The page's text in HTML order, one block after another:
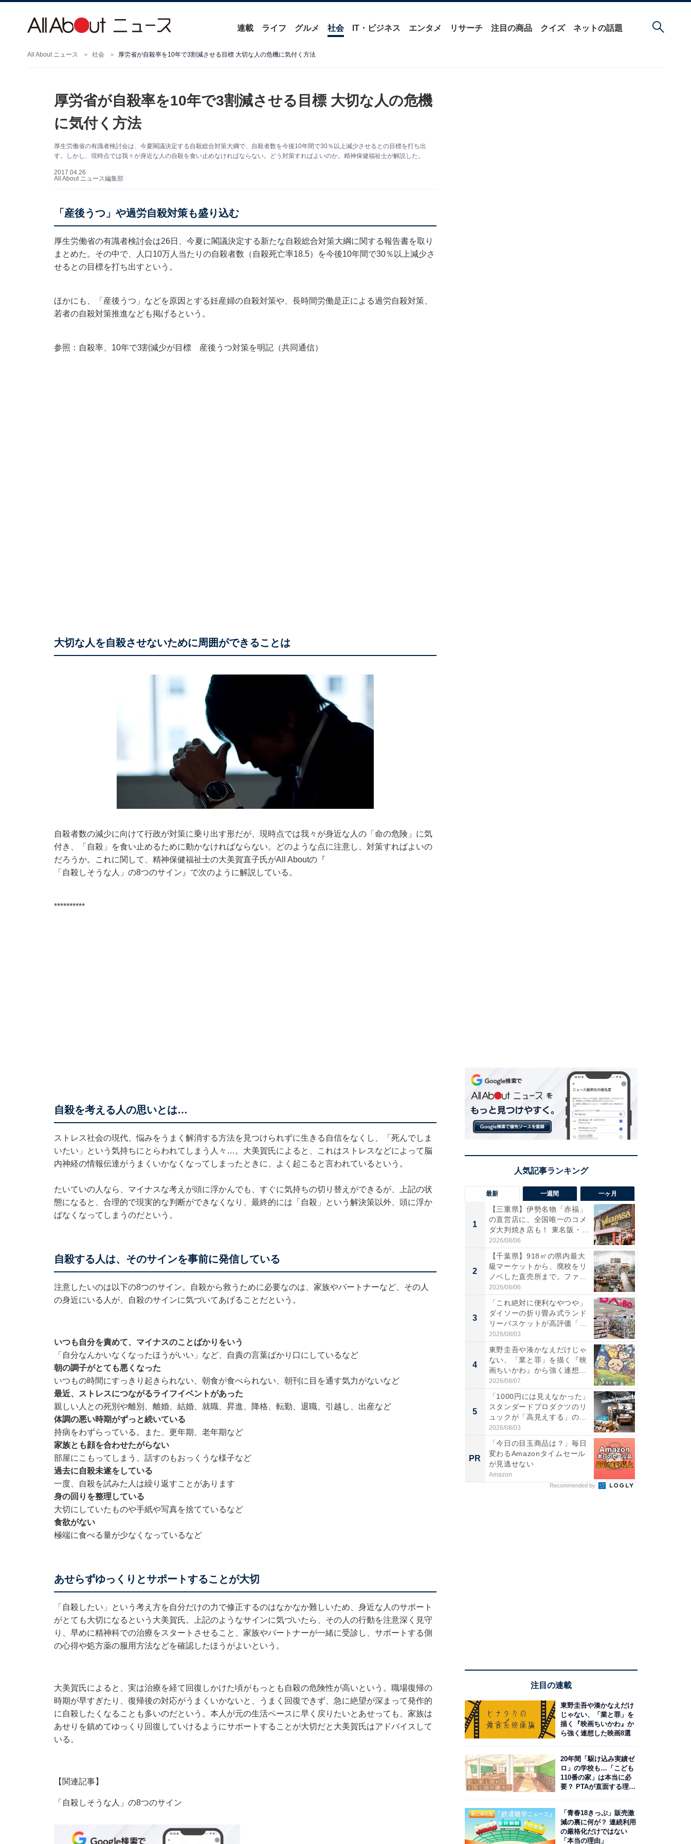
連載 ライフ グルメ 社会 IT・ビジネス エンタメ リサーチ 注目の商品 クイズ ネットの話題
All About ニュース 社会 厚労省が自殺率を10年で3割減させる目標 大切な人の危機に気付く方法
厚労省が自殺率を10年で3割減させる目標 大切な人の危機
に気付く方法
厚生労働省の有識者検討会は、今夏閣議決定する自殺総合対策大綱で、自殺者数を今後10年間で30％以上減少させるとの目標を打ち出
す。しかし、現時点では我々が身近な人の自殺を食い止めなければならない。どう対策すればよいのか。精神保健福祉士が解説した。
2017.04.26
All About ニュース編集部
「産後うつ」や過労自殺対策も盛り込む
厚生労働省の有識者検討会は26日、今夏に閣議決定する新たな自殺総合対策大綱に関する報告書を取り
まとめた。その中で、人口10万人当たりの自殺者数（自殺死亡率18.5）を今後10年間で30％以上減少さ
せるとの目標を打ち出すという。
ほかにも、「産後うつ」などを原因とする妊産婦の自殺対策や、長時間労働是正による過労自殺対策、
若者の自殺対策推進なども掲げるという。
参照： 自殺率、10年で3割減少が目標 産後うつ対策を明記（共同通信）
大切な人を自殺させないために周囲ができることは
自殺者数の減少に向けて行政が対策に乗り出す形だが、現時点では我々が身近な人の「命の危険」に気
付き、「自殺」を食い止めるために動かなければならない。どのような点に注意し、対策すればよいの
だろうか。これに関して、精神保健福祉士の大美賀直子氏がAll Aboutの『
「自殺しそうな人」の8つのサイン 』で次のように解説している。
**********
自殺を考える人の思いとは…
ストレス社会の現代、悩みをうまく解消する方法を見つけられずに生きる自信をなくし、「死んでしま
いたい」という気持ちにとらわれてしまう人々…。大美賀氏によると、これはストレスなどによって脳
内神経の情報伝達がうまくいかなくなってしまったときに、よく起こると言われているという。
たいていの人なら、マイナスな考えが頭に浮かんでも、すぐに気持ちの切り替えができるが、上記の状
態になると、合理的で現実的な判断ができなくなり、最終的には「自殺」という解決策以外、頭に浮か
ばなくなってしまうのだという。
自殺する人は、そのサインを事前に発信している
注意したいのは以下の8つのサイン。自殺から救うために必要なのは、家族やパートナーなど、その人
の身近にいる人が、自殺のサインに気づいてあげることだという。
いつも自分を責めて、マイナスのことばかりをいう
「自分なんかいなくなったほうがいい」など、自責の言葉ばかり口にしているなど
朝の調子がとても悪くなった
いつもの時間にすっきり起きられない、朝食が食べられない、朝刊に目を通す気力がないなど
最近、ストレスにつながるライフイベントがあった
親しい人との死別や離別、離婚、結婚、就職、昇進、降格、転勤、退職、引越し、出産など
体調の悪い時期がずっと続いている
持病をわずらっている。また、更年期、老年期など
家族とも顔を合わせたがらない
部屋にこもってしまう、話すのもおっくうな様子など
過去に自殺未遂をしている
一度、自殺を試みた人は繰り返すことがあります
身の回りを整理している
大切にしていたものや手紙や写真を捨てているなど
食欲がない
極端に食べる量が少なくなっているなど
あせらずゆっくりとサポートすることが大切
「自殺したい」という考え方を自分だけの力で修正するのはなかなか難しいため、身近な人のサポート
がとても大切になるという大美賀氏。上記のようなサインに気づいたら、その人の行動を注意深く見守
り、早めに精神科での治療をスタートさせること、家族やパートナーが一緒に受診し、サポートする側
の心得や処方薬の服用方法などを確認したほうがよいという。
大美賀氏によると、実は治療を経て回復しかけた頃がもっとも自殺の危険性が高いという。職場復帰の
時期が早すぎたり、復帰後の対応がうまくいかないと、うまく回復できず、急に絶望が深まって発作的
に自殺したくなることも多いのだという。本人が元の生活ペースに早く戻りたいとあせっても、家族は
あせりを鎮めてゆっくり回復していけるようにサポートすることが大切だと大美賀氏はアドバイスして
いる。
【関連記事】
「自殺しそうな人」の8つのサイン
最新 一週間 一ヶ月
1
【三重県】伊勢名物「赤福」
の直営店に、全国唯一のコメ
ダ大判焼き店も！ 東名阪・
伊...
2026/08/06
2
【千葉県】918㎡の県内最大
級マーケットから、廃校をリ
ノベした直売所まで。ファ
ー...
2026/08/06
3
「これ絶対に便利なやつや」
ダイソーの折り畳み式ランド
リーバスケットが高評価「使
わ...
2026/08/03
4
東野圭吾や湊かなえだけじゃ
ない、「業と罪」を描く『映
画ちいかわ』から強く連想し
た...
2026/08/07
5
「1000円には見えなかった」
スタンダードプロダクツのリ
ュックが「高見えする」の...
2026/08/03
PR
「今日の目玉商品は？」毎日
変わるAmazonタイムセール
が見逃せない
Amazon
Recommended by
注目の連載
東野圭吾や湊かなえだけ
じゃない、「業と罪」を
描く『映画ちいかわ』か
ら強く連想した映画8選
20年間「駆け込み実績ゼ
ロ」の学校も…「こども
110番の家」は本当に必
要？ PTAが直面する理想
「青春18きっぷ」販売激
減の裏に何が？ 連続利用
の厳格化だけではない
「本当の理由」